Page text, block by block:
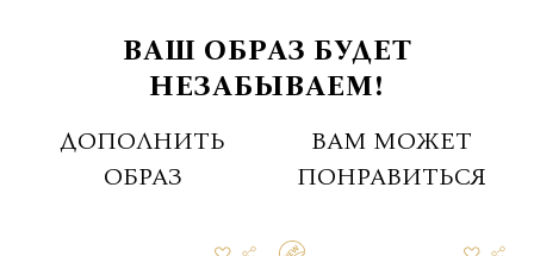
ВАШ ОБРАЗ БУДЕТ
НЕЗАБЫВАЕМ!
ДОПОЛНИТЬ
ОБРАЗ
ВАМ МОЖЕТ
ПОНРАВИТЬСЯ